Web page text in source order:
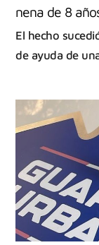
nena de 8
El hecho
de ayuda de